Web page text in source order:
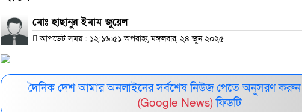
মোঃ হাছানুর ইমাম জুয়েল
আপডেট সময় : ১২:১৬:৫১ অপরাহ্ন, মঙ্গলবার, ২৪ জুন ২০২৫
দৈনিক দেশ আমার অনলাইনের সর্বশেষ নিউজ পেতে অনুসরণ করুন
(Google News) ফিডটি